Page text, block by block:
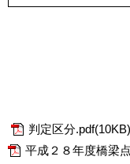
判定区分.pdf(10KB)
平成２８年度橋梁